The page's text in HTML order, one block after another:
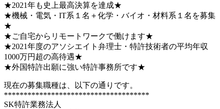
★2021年も史上最高決算を達成★
★機械・電気・IT系１名＋化学・バイオ・材料系１名を募集
★
★ご自宅からリモートワークで働けます★
★2021年度のアソシエイト弁理士・特許技術者の平均年収
1000万円超の高待遇★
★外国特許出願に強い特許事務所です★
現在の募集職種は、以下の通りです。
*************************************
SK特許業務法人